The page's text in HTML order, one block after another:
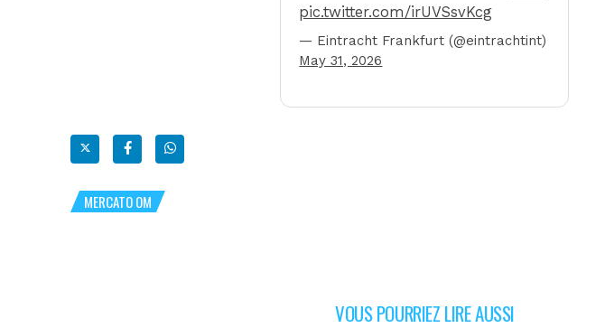
pic.twitter.com/irUVSsvKcg
— Eintracht Frankfurt (@eintrachtint)
May 31, 2026
MERCATO OM
VOUS POURRIEZ LIRE AUSSI